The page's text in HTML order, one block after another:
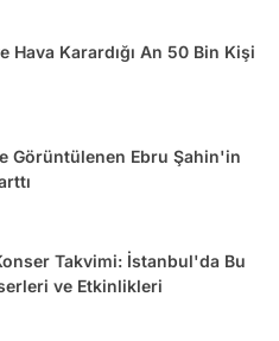
Hava Karardığı An 50 Bin Kişi
Görüntülenen Ebru Şahin'in
Takvimi: İstanbul'da Bu
ve Etkinlikleri